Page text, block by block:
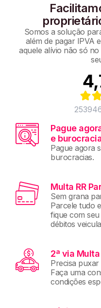
Somos a solução
além de pagar IPVA
aquele alívio não só
Pague
e
Pague agora
burocracias.
Multa RR
Sem grana
Parcele tudo
fique com
débitos
2ª via Multa
Precisa puxar
Faça uma
condições